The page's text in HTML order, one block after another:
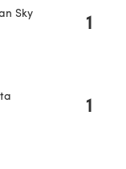
Sky
1
1